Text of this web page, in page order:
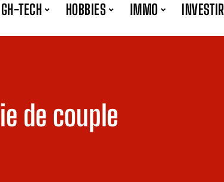
TECH HOBBIES IMMO INVESTIR
de couple